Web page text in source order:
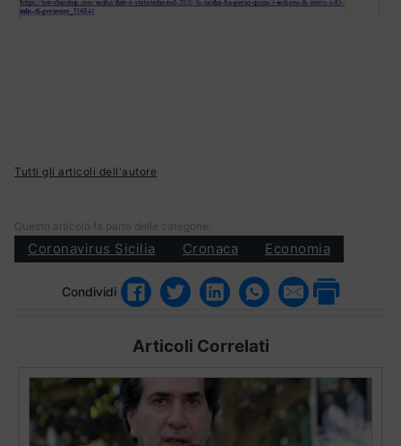
Tutti gli articoli dell'autore
Questo articolo fa parte delle categorie:
Coronavirus Sicilia Cronaca Economia
Condividi
Articoli Correlati